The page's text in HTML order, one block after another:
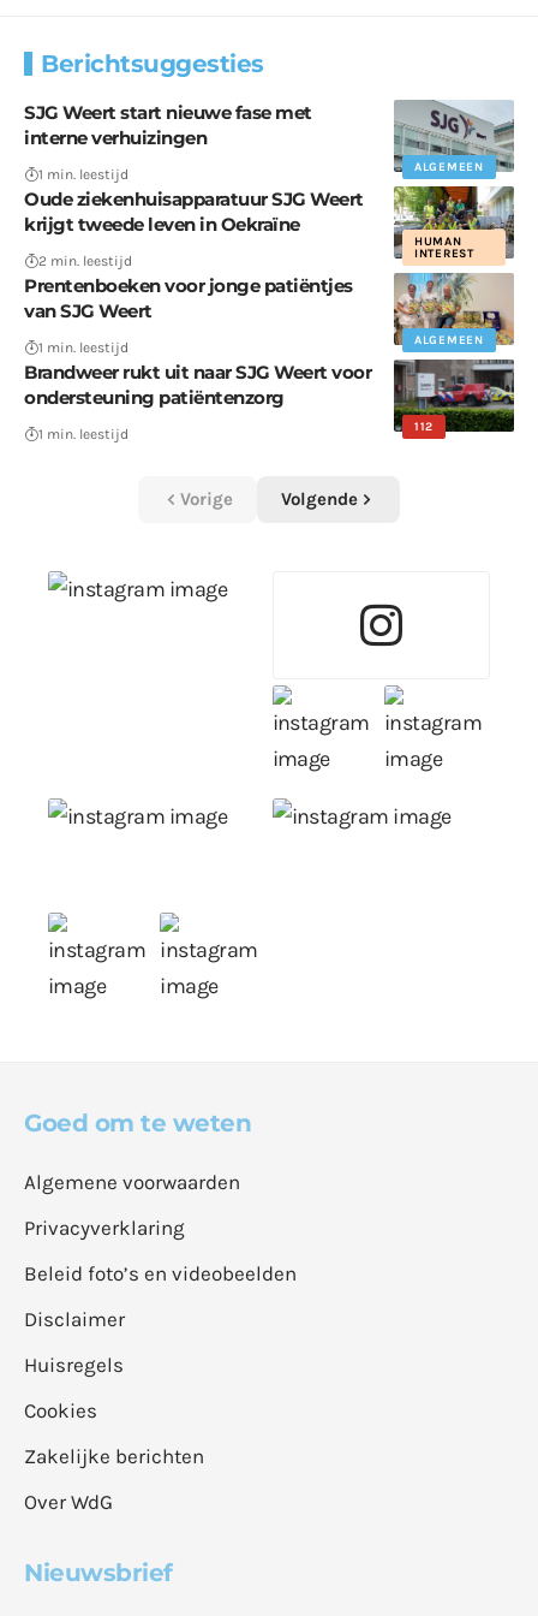
Berichtsuggesties
ALGEMEEN
SJG Weert start nieuwe fase met
interne verhuizingen
1 min. leestijd
HUMAN
INTEREST
Oude ziekenhuisapparatuur SJG Weert
krijgt tweede leven in Oekraïne
2 min. leestijd
ALGEMEEN
Prentenboeken voor jonge patiëntjes
van SJG Weert
1 min. leestijd
112
Brandweer rukt uit naar SJG Weert voor
ondersteuning patiëntenzorg
1 min. leestijd
Vorige Volgende
Goed om te weten
Algemene voorwaarden
Privacyverklaring
Beleid foto’s en videobeelden
Disclaimer
Huisregels
Cookies
Zakelijke berichten
Over WdG
Nieuwsbrief